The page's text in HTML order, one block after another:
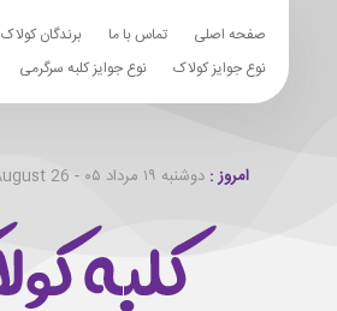
صفحه اصلی تماس با ما برندگان کولاک
نوع جوایز کولاک
نوع جوایز کلبه سرگرمی
امروز : دوشنبه ۱۹ مرداد ۰۵ - Monday 10th August 26